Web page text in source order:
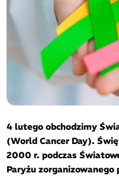
4 lutego obchodzimy
(World Cancer Day).
2000 r. podczas
Paryżu